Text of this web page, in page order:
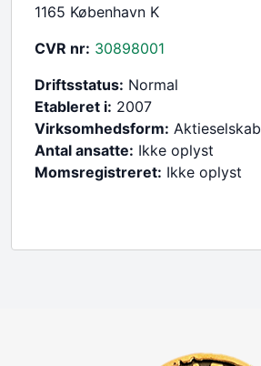
1165 København K
CVR nr: 30898001
Driftsstatus: Normal
Etableret i: 2007
Virksomhedsform: Aktieselskab
Antal ansatte: Ikke oplyst
Momsregistreret: Ikke oplyst